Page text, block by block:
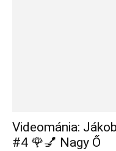
Videománia:
#4 🌹💅 Nagy Ő